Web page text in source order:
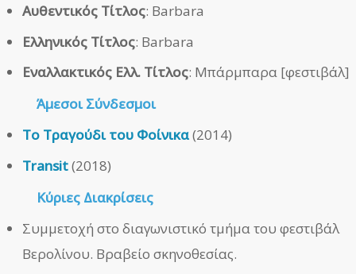
Αυθεντικός Τίτλος: Barbara
Ελληνικός Τίτλος: Barbara
Εναλλακτικός Ελλ. Τίτλος: Μπάρμπαρα [φεστιβάλ]
ΆμεσοιΣύνδεσμοι
Το Τραγούδι του Φοίνικα(2014)
Transit(2018)
Κύριες Διακρίσεις
Συμμετοχή στο διαγωνιστικό τμήμα του φεστιβάλ
Βερολίνου. Βραβείο σκηνοθεσίας.